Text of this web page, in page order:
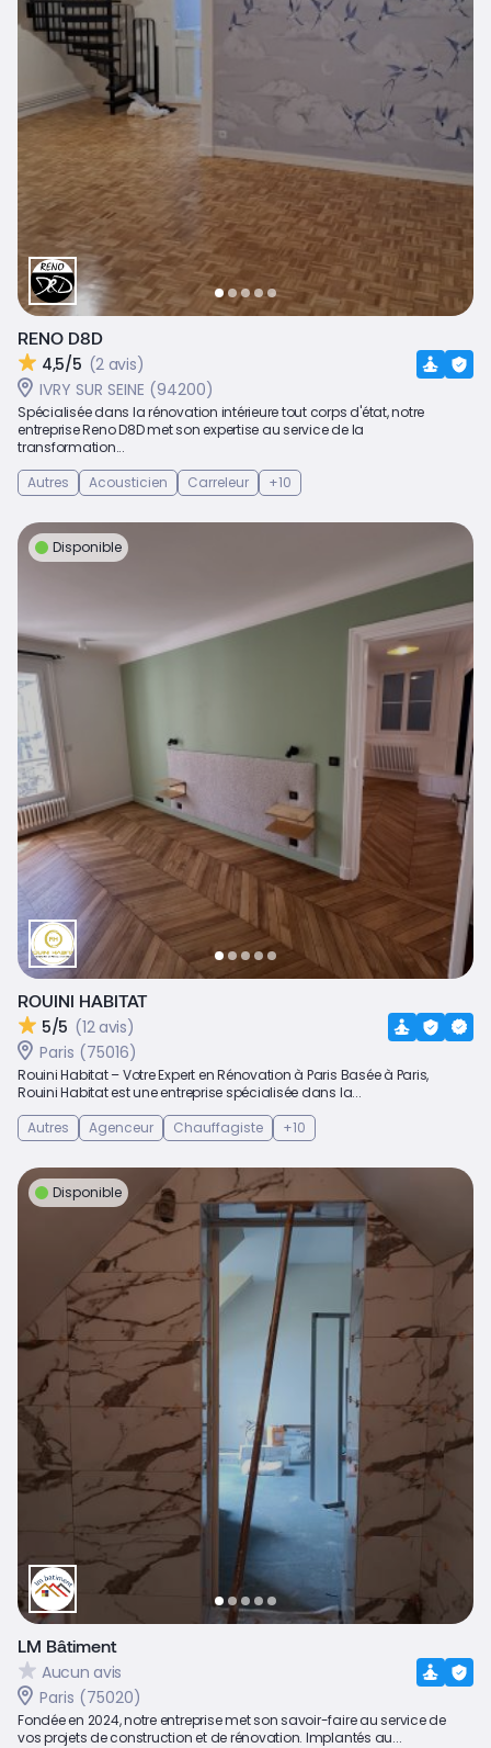
RENO D8D
4,5/5 (2 avis)
IVRY SUR SEINE (94200)
Spécialisée dans la rénovation intérieure tout corps d'état, notre
entreprise Reno D8D met son expertise au service de la
transformation...
Autres
Acousticien Carreleur +10
Disponible
ROUINI HABITAT
5/5 (12 avis)
Paris (75016)
Rouini Habitat – Votre Expert en Rénovation à Paris Basée à Paris,
Rouini Habitat est une entreprise spécialisée dans la...
Autres
Agenceur Chauffagiste +10
Disponible
LM Bâtiment
Aucun avis
Paris (75020)
Fondée en 2024, notre entreprise met son savoir-faire au service de
vos projets de construction et de rénovation. Implantés au...